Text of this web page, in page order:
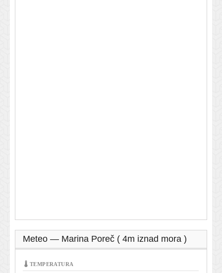
Meteo — Marina Poreč ( 4m iznad mora )
🌡 TEMPERATURA